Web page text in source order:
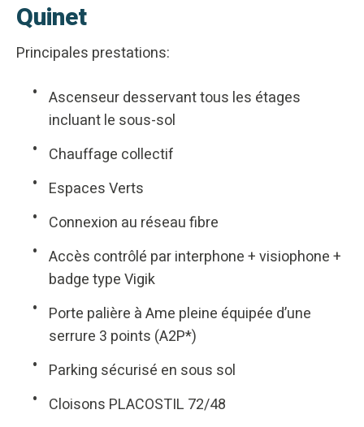
Quinet
Principales prestations:
Ascenseur desservant tous les étages
incluant le sous-sol
Chauffage collectif
Espaces Verts
Connexion au réseau fibre
Accès contrôlé par interphone + visiophone +
badge type Vigik
Porte palière à Ame pleine équipée d’une
serrure 3 points (A2P*)
Parking sécurisé en sous sol
Cloisons PLACOSTIL 72/48